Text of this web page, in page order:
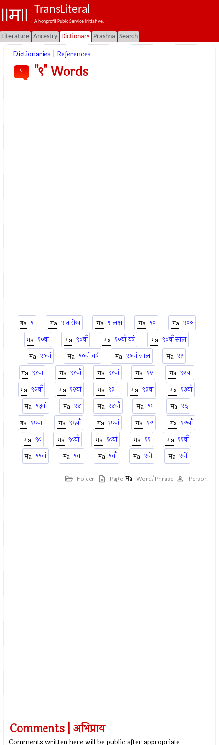
TransLiteral
A Nonprofit Public Service Initiative.
Literature Ancestry Dictionary Prashna Search
Dictionaries References
९ "९" Words
९ ९ तारीख ९ लक्ष ९०
९००
९०वा
९०वाँ ९०वाँ वर्ष
९०वाँ साल
९०वां
९०वां वर्ष ९०वां साल
९१
९१वा
९१वाँ ९१वां ९२
९२वा
९२वाँ
९२वां ९३ ९३वा
९३वाँ
९३वां
९४ ९४वाँ ९५
९६
९६वा
९६वाँ ९६वां ९७
९७वाँ
९८
९८वाँ ९८वां ९९
९९वाँ
९९वां
९वा ९वाँ ९वी ९वीं
Folder Page Word/Phrase Person
Comments | अभिप्राय
Comments written here will be public after appropriate